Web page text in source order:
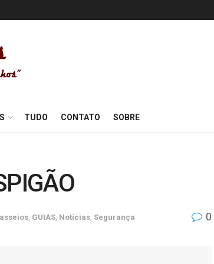
TUDO CONTATO SOBRE
GUIAS Notícias Segurança 0